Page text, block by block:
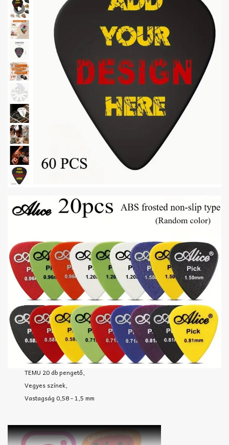
TEMU 20 db pengető,
Vegyes színek,
Vastagság 0,58 - 1,5 mm